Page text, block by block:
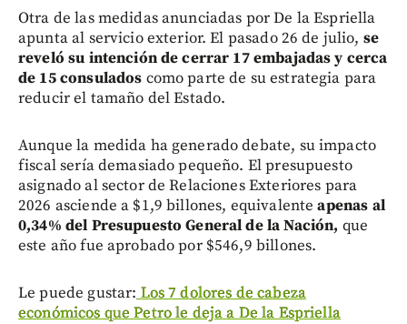
Otra de las medidas anunciadas por De la Espriella
apunta al servicio exterior. El pasado 26 de julio, se
reveló su intención de cerrar 17 embajadas y cerca
de 15 consulados como parte de su estrategia para
reducir el tamaño del Estado.
Aunque la medida ha generado debate, su impacto
fiscal sería demasiado pequeño. El presupuesto
asignado al sector de Relaciones Exteriores para
2026 asciende a $1,9 billones, equivalenteapenas al
0,34% del Presupuesto General de la Nación, que
este año fue aprobado por $546,9 billones.
Le puede gustar: Los 7 dolores de cabeza
económicos que Petro le deja a De la Espriella